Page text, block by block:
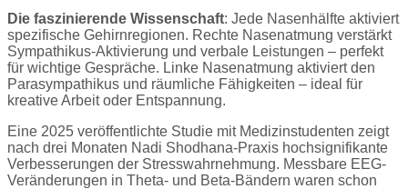
Die faszinierende Wissenschaft: Jede Nasenhälfte aktiviert
spezifische Gehirnregionen. Rechte Nasenatmung verstärkt
Sympathikus-Aktivierung und verbale Leistungen – perfekt
für wichtige Gespräche. Linke Nasenatmung aktiviert den
Parasympathikus und räumliche Fähigkeiten – ideal für
kreative Arbeit oder Entspannung.
Eine 2025 veröffentlichte Studie mit Medizinstudenten zeigt
nach drei Monaten Nadi Shodhana-Praxis hochsignifikante
Verbesserungen der Stresswahrnehmung. Messbare EEG-
Veränderungen in Theta- und Beta-Bändern waren schon